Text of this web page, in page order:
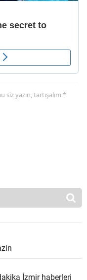
yazın, tartışalım *
İzmir haberleri